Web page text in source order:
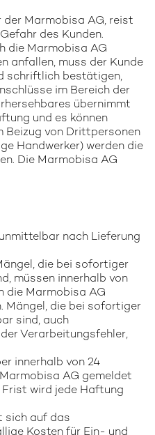
der Marmobisa AG, reist
des Kunden.
die Marmobisa AG
anfallen, muss der Kunde
schriftlich bestätigen,
im Bereich der
übernimmt
und es können
Beizug von Drittpersonen
Handwerker) werden die
Die Marmobisa AG
nach Lieferung
die bei sofortiger
müssen innerhalb von
die Marmobisa AG
Mängel, die bei sofortiger
sind, auch
Verarbeitungsfehler,
innerhalb von 24
AG gemeldet
wird jede Haftung
sich auf das
Kosten für Ein- und